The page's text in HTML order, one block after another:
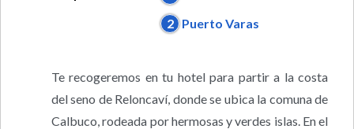
2
Puerto Varas
Te recogeremos en tu hotel para partir a la costa
del seno de Reloncaví, donde se ubica la comuna de
Calbuco, rodeada por hermosas y verdes islas. En el